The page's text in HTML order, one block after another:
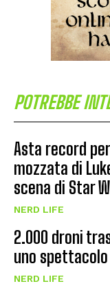
POTREBBE
Asta record
mozzata di
scena di Star
NERD LIFE
2.000 droni
uno
NERD LIFE